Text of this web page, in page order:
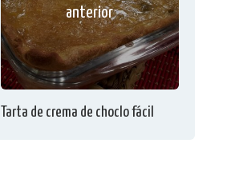
anterior
Tarta de crema de choclo fácil